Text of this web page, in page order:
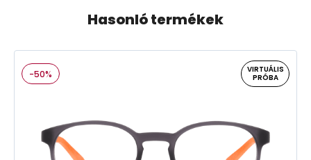
Hasonló termékek
-50%
VIRTUÁLIS
PRÓBA